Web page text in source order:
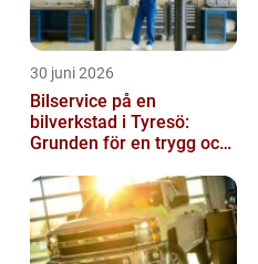
30 juni 2026
Bilservice på en
bilverkstad i Tyresö:
Grunden för en trygg och